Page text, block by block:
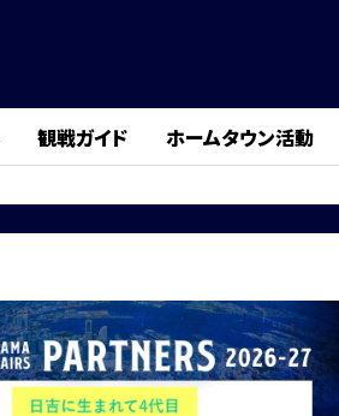
観戦ガイド ホームタウン活動